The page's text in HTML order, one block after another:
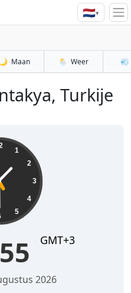
🇳🇱▾
🌙 Maan 🌦️ Weer 💨
Turkije
1
2
3
4
5
GMT+3
2026